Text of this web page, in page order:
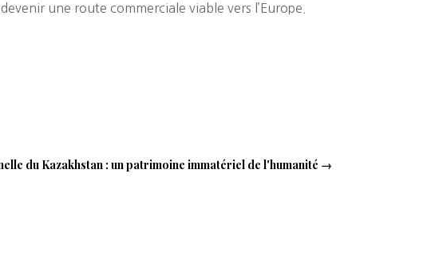
une route commerciale viable vers l’Europe.
du Kazakhstan : un patrimoine immatériel de l'humanité →